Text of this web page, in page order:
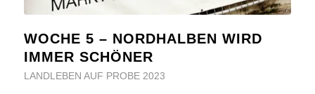
WOCHE 5 – NORDHALBEN WIRD
IMMER SCHÖNER
LANDLEBEN AUF PROBE 2023